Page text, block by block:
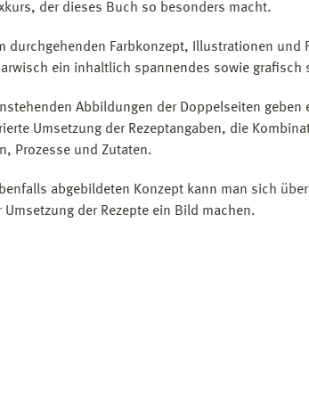
der dieses Buch so besonders macht.
durchgehenden Farbkonzept, Illustrationen und
ein inhaltlich spannendes sowie grafisch
Abbildungen der Doppelseiten
Umsetzung der Rezeptangaben, die
Prozesse und Zutaten.
abgebildeten Konzept kann man sich
Umsetzung der Rezepte ein Bild machen.